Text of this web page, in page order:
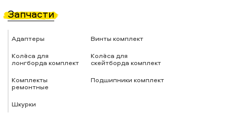
Запчасти
Адаптеры
Винты комплект
Колёса для
лонгборда комплект
Колёса для
скейтборда комплект
Комплекты
ремонтные
Подшипники комплект
Шкурки